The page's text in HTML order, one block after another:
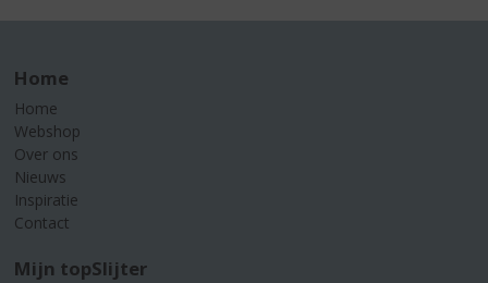
Home
Home
Webshop
Over ons
Nieuws
Inspiratie
Contact
Mijn topSlijter